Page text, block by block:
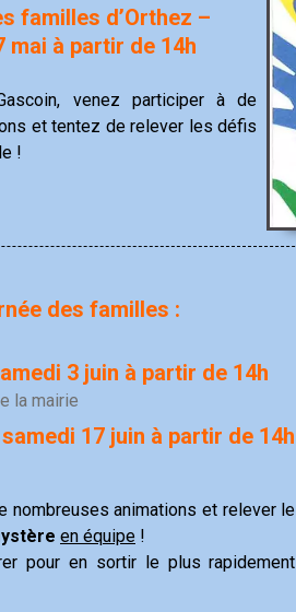
familles d’Orthez –
mai à partir de 14h
venez participer à de
et tentez de relever les défis
!
des familles :
3 juin à partir de 14h
la mairie
17 juin à partir de 14h
nombreuses animations et relever le
en équipe !
pour en sortir le plus rapidement